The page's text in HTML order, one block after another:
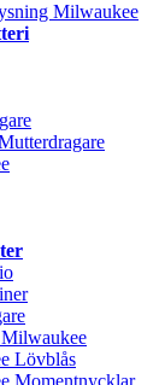
Milwaukee
Lövblås